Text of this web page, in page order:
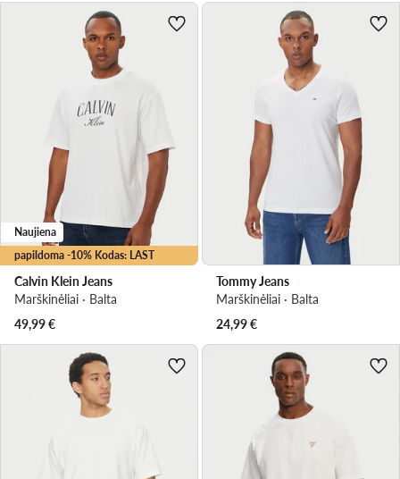
papildoma -10% Kodas: LAST
Naujiena
Calvin Klein Jeans
Marškinėliai · Balta
49,99€
Tommy Jeans
Marškinėliai · Balta
24,99€